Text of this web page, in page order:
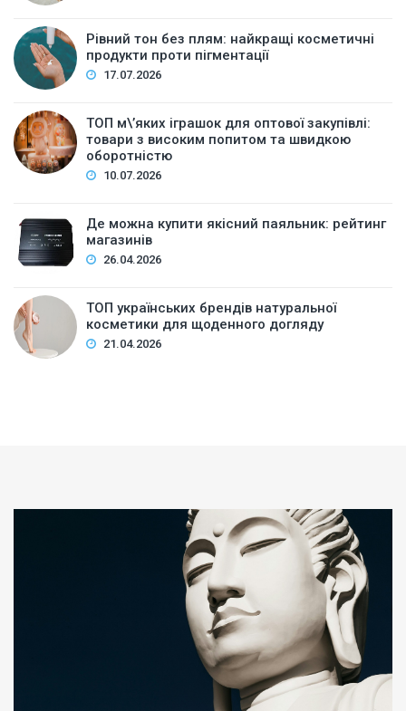
Рівний тон без плям: найкращі косметичні
продукти проти пігментації
17.07.2026
ТОП м\’яких іграшок для оптової закупівлі:
товари з високим попитом та швидкою
оборотністю
10.07.2026
Де можна купити якісний паяльник: рейтинг
магазинів
26.04.2026
ТОП українських брендів натуральної
косметики для щоденного догляду
21.04.2026